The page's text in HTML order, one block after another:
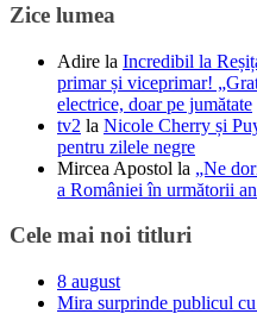
Zice lumea
Adire la Incredibil la
primar și viceprimar!
electrice, doar pe jumătate
tv2 la Nicole Cherry și
pentru zilele negre
Mircea Apostol la „Ne
a României în următorii
Cele mai noi titluri
8 august
Mira surprinde publicul